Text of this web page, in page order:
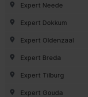
Expert Neede
Expert Dokkum
Expert Oldenzaal
Expert Breda
Expert Tilburg
Expert Gouda